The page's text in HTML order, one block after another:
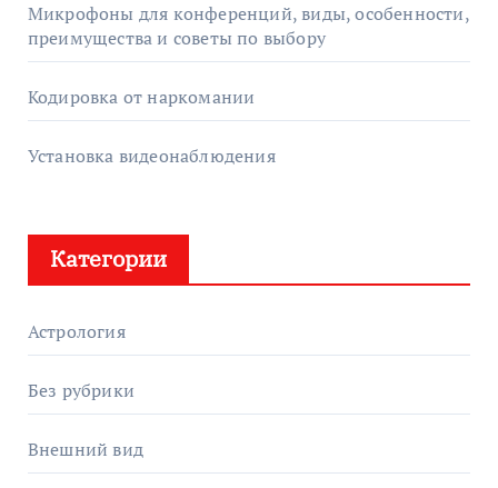
Микрофоны для конференций, виды, особенности,
преимущества и советы по выбору
Кодировка от наркомании
Установка видеонаблюдения
Категории
Астрология
Без рубрики
Внешний вид